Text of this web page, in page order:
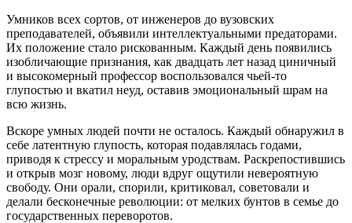
Умников всех сортов, от инженеров до вузовских
преподавателей, объявили интеллектуальными предаторами.
Их положение стало рискованным. Каждый день появились
изобличающие признания, как двадцать лет назад циничный
и высокомерный профессор воспользовался чьей-то
глупостью и вкатил неуд, оставив эмоциональный шрам на
всю жизнь.
Вскоре умных людей почти не осталось. Каждый обнаружил в
себе латентную глупость, которая подавлялась годами,
приводя к стрессу и моральным уродствам. Раскрепостившись
и открыв мозг новому, люди вдруг ощутили невероятную
свободу. Они орали, спорили, критиковал, советовали и
делали бесконечные революции: от мелких бунтов в семье до
государственных переворотов.